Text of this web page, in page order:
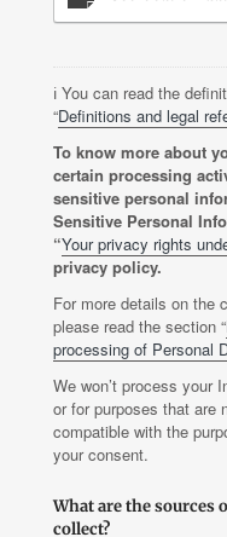
ℹ️ You can read the
“Definitions and legal
To know more about
certain processing
sensitive personal
Sensitive Personal
“Your privacy rights
privacy policy.
For more details on the
please read the section “
processing of Personal
We won’t process your
or for purposes that are
compatible with the
your consent.
What are the sources
collect?